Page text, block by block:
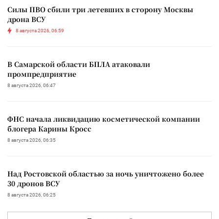
Силы ПВО сбили три летевших в сторону Москвы
дрона ВСУ
8 августа 2026, 06:59
В Самарской области БПЛА атаковали
промпредприятие
8 августа 2026, 06:47
ФНС начала ликвидацию косметической компании
блогера Карины Кросс
8 августа 2026, 06:35
Над Ростовской областью за ночь уничтожено более
30 дронов ВСУ
8 августа 2026, 06:25